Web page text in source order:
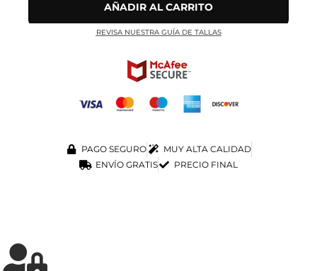
AÑADIR AL CARRITO
REVISA NUESTRA GUÍA DE TALLAS
PAGO SEGURO
MUY ALTA CALIDAD
ENVÍO GRATIS
PRECIO FINAL